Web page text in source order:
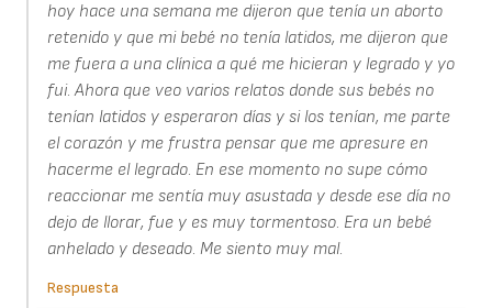
hoy hace una semana me dijeron que tenía un aborto
retenido y que mi bebé no tenía latidos, me dijeron que
me fuera a una clínica a qué me hicieran y legrado y yo
fui. Ahora que veo varios relatos donde sus bebés no
tenían latidos y esperaron días y si los tenían, me parte
el corazón y me frustra pensar que me apresure en
hacerme el legrado. En ese momento no supe cómo
reaccionar me sentía muy asustada y desde ese día no
dejo de llorar, fue y es muy tormentoso. Era un bebé
anhelado y deseado. Me siento muy mal.
Respuesta